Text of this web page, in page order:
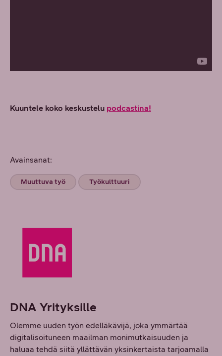
Kuuntele koko keskustelu podcastina!
Avainsanat:
Muuttuva työ Työkulttuuri
DNA Yrityksille
Olemme uuden työn edelläkävijä, joka ymmärtää
digitalisoituneen maailman monimutkaisuuden ja
haluaa tehdä siitä yllättävän yksinkertaista tarjoamalla